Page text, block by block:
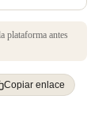
plataforma antes
Copiar enlace